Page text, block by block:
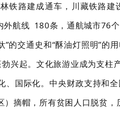
铁路建成通车，川藏铁路
外航线 180条，通航城市76
”的交通史和“酥油灯照明”的
勃兴起。文化旅游业成为支柱
、国际化。中央财政支持和
）摘帽，所有贫困人口脱贫，